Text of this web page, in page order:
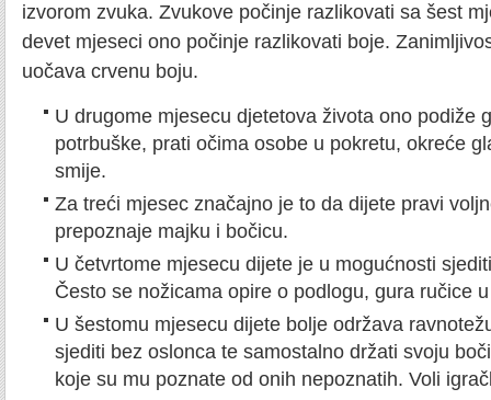
izvorom zvuka. Zvukove počinje razlikovati sa šest
devet mjeseci ono počinje razlikovati boje.
uočava crvenu boju.
U drugome mjesecu djetetova života ono podiže
potrbuške, prati očima osobe u pokretu, okreće
smije.
Za treći mjesec značajno je to da dijete pravi
prepoznaje majku i bočicu.
U četvrtome mjesecu dijete je u mogućnosti
Često se nožicama opire o podlogu, gura ručice
U šestomu mjesecu dijete bolje održava
sjediti bez oslonca te samostalno držati svoju
koje su mu poznate od onih nepoznatih. Voli